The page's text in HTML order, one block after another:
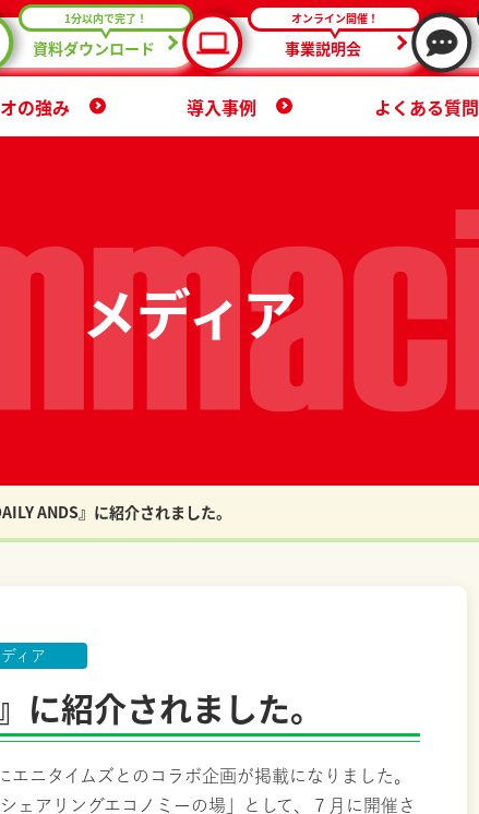
資料ダウンロード
1分以内で完了！
事業説明会
オンライン開催！
の強み 導入事例 よくある質問
メディア
ANDS』に紹介されました。
ディア
に紹介されました。
ニタイムズとのコラボ企画が掲載になりました。
アリングエコノミーの場」として、７月に開催さ